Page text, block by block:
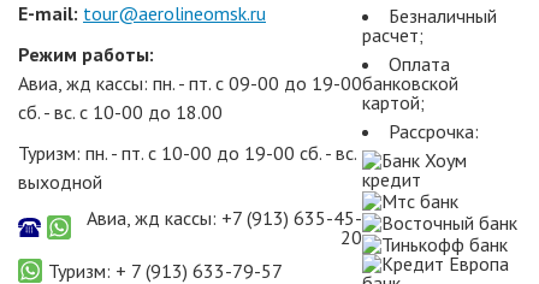
E-mail: tour@aerolineomsk.ru
Режим работы:
Авиа, жд кассы: пн. - пт. с 09-00 до 19-00
сб. - вс. с 10-00 до 18.00
Туризм: пн. - пт. с 10-00 до 19-00 сб. - вс.
выходной
Авиа, жд кассы: +7 (913) 635-45-
20
Туризм: + 7 (913) 633-79-57
Безналичный
расчет;
Оплата
банковской
картой;
Рассрочка: